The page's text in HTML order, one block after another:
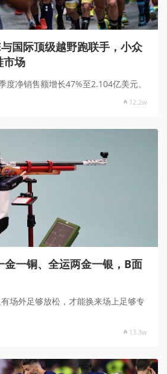
国际顶级越野跑联手，小众
市场
度净销售额增长47%至2.104亿美元。
12.2w
一铜、全运两金一银，B面
场外足够放松，才能换来场上足够专
13.3w